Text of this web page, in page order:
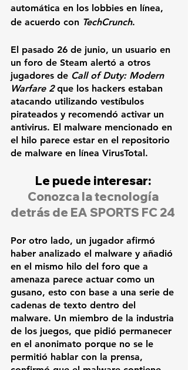
automática en los lobbies en línea,
de acuerdo con TechCrunch.
El pasado 26 de junio, un usuario en
un foro de Steam alertó a otros
jugadores de Call of Duty: Modern
Warfare 2 que los hackers estaban
atacando utilizando vestíbulos
pirateados y recomendó activar un
antivirus. El malware mencionado en
el hilo parece estar en el repositorio
de malware en línea VirusTotal.
Le puede interesar:
Conozca la tecnología
detrás de EA SPORTS FC 24
Por otro lado, un jugador afirmó
haber analizado el malware y añadió
en el mismo hilo del foro que a
amenaza parece actuar como un
gusano, esto con base a una serie de
cadenas de texto dentro del
malware. Un miembro de la industria
de los juegos, que pidió permanecer
en el anonimato porque no se le
permitió hablar con la prensa,